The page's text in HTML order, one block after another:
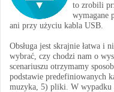
to zrobili
wymagane
ani przy użyciu kabla USB.
Obsługa jest skrajnie łatwa i
wybrać, czy chodzi nam o
scenariuszu otrzymamy
podstawie predefiniowanych
muzyka, 5) pliki. W